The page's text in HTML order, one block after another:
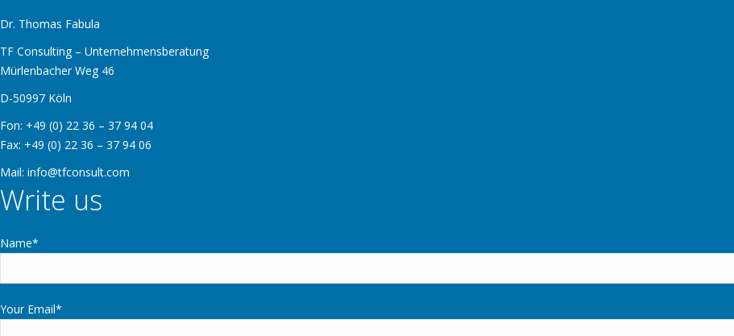
Dr. Thomas Fabula
TF Consulting – Unternehmensberatung
Mürlenbacher Weg 46
D-50997 Köln
Fon: +49 (0) 22 36 – 37 94 04
Fax: +49 (0) 22 36 – 37 94 06
Mail: info@tfconsult.com
Write us
Name*
Your Email*